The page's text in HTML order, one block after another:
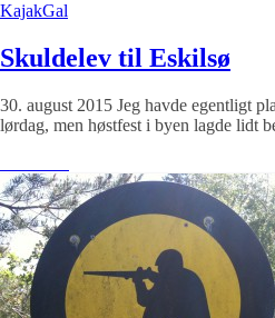
KajakGal
Skuldelev til Eskilsø
30. august 2015 Jeg havde egentligt
lørdag, men høstfest i byen lagde lidt